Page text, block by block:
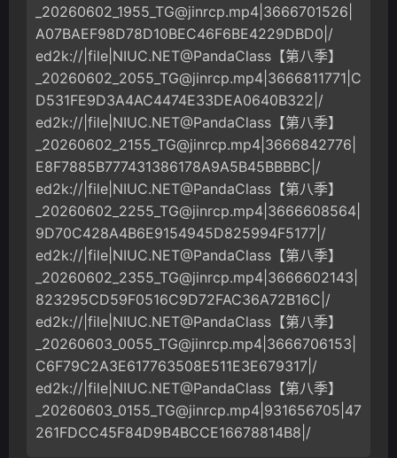
_20260602_1955_TG@jinrcp.mp4 |3666701526|
A07BAEF98D78D10BEC46F6BE4229DBD0|/
ed2k://|file|NIUC.NET@PandaClass【第八季】
_20260602_2055_TG@jinrcp.mp4 |3666811771|C
D531FE9D3A4AC4474E33DEA0640B322|/
ed2k://|file|NIUC.NET@PandaClass【第八季】
_20260602_2155_TG@jinrcp.mp4 |3666842776|
E8F7885B777431386178A9A5B45BBBBC|/
ed2k://|file|NIUC.NET@PandaClass【第八季】
_20260602_2255_TG@jinrcp.mp4 |3666608564|
9D70C428A4B6E9154945D825994F5177|/
ed2k://|file|NIUC.NET@PandaClass【第八季】
_20260602_2355_TG@jinrcp.mp4 |3666602143|
823295CD59F0516C9D72FAC36A72B16C|/
ed2k://|file|NIUC.NET@PandaClass【第八季】
_20260603_0055_TG@jinrcp.mp4 |3666706153|
C6F79C2A3E617763508E511E3E679317|/
ed2k://|file|NIUC.NET@PandaClass【第八季】
_20260603_0155_TG@jinrcp.mp4 |931656705|47
261FDCC45F84D9B4BCCE16678814B8|/